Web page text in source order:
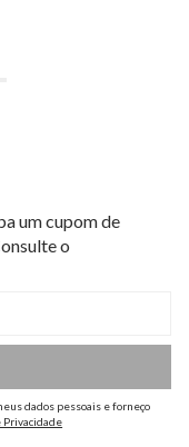
um cupom de
o
dados pessoais e forneço
Privacidade